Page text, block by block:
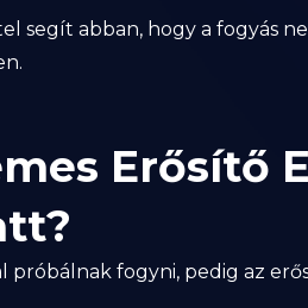
segít abban, hogy a fogyás
Erősítő
próbálnak fogyni, pedig az